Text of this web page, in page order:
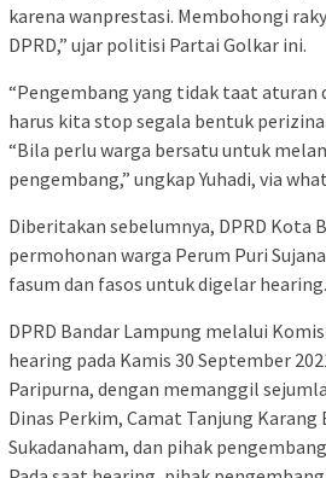
karena wanprestasi. Membohongi
DPRD,” ujar politisi Partai Golkar ini.
“Pengembang yang tidak taat aturan
harus kita stop segala bentuk
“Bila perlu warga bersatu untuk
pengembang,” ungkap Yuhadi, via
Diberitakan sebelumnya, DPRD Kota
permohonan warga Perum Puri
fasum dan fasos untuk digelar hearing.
DPRD Bandar Lampung melalui
hearing pada Kamis 30 September
Paripurna, dengan memanggil
Dinas Perkim, Camat Tanjung Karang
Sukadanaham, dan pihak